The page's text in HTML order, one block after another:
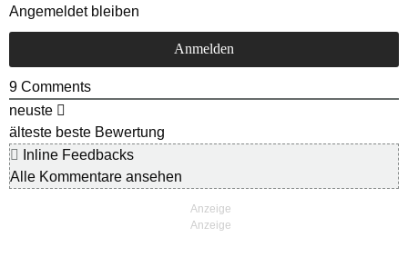
Angemeldet bleiben
9 Comments
neuste
älteste beste Bewertung
Inline Feedbacks
Alle Kommentare ansehen